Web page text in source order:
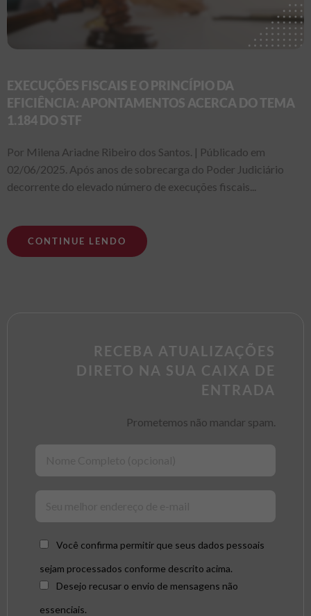
EXECUÇÕES FISCAIS E O PRINCÍPIO DA
EFICIÊNCIA: APONTAMENTOS ACERCA DO TEMA
1.184 DO STF
Por Milena Ariadne Ribeiro dos Santos. | Públicado em
02/06/2025. Após anos de sobrecarga do Poder Judiciário
decorrente do elevado número de execuções fiscais...
CONTINUE LENDO
RECEBA ATUALIZAÇÕES
DIRETO NA SUA CAIXA DE
ENTRADA
Prometemos não mandar spam.
Você confirma permitir que seus dados pessoais
sejam processados conforme descrito acima.
Desejo recusar o envio de mensagens não
essenciais.